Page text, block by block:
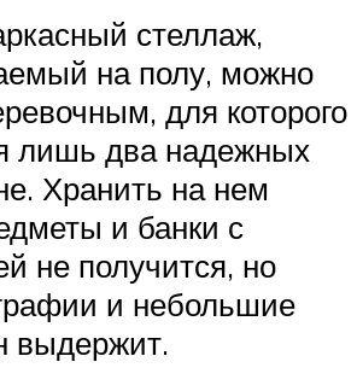
стеллаж,
на полу, можно
для которого
лишь два надежных
Хранить на нем
и банки с
не получится, но
и небольшие
выдержит.